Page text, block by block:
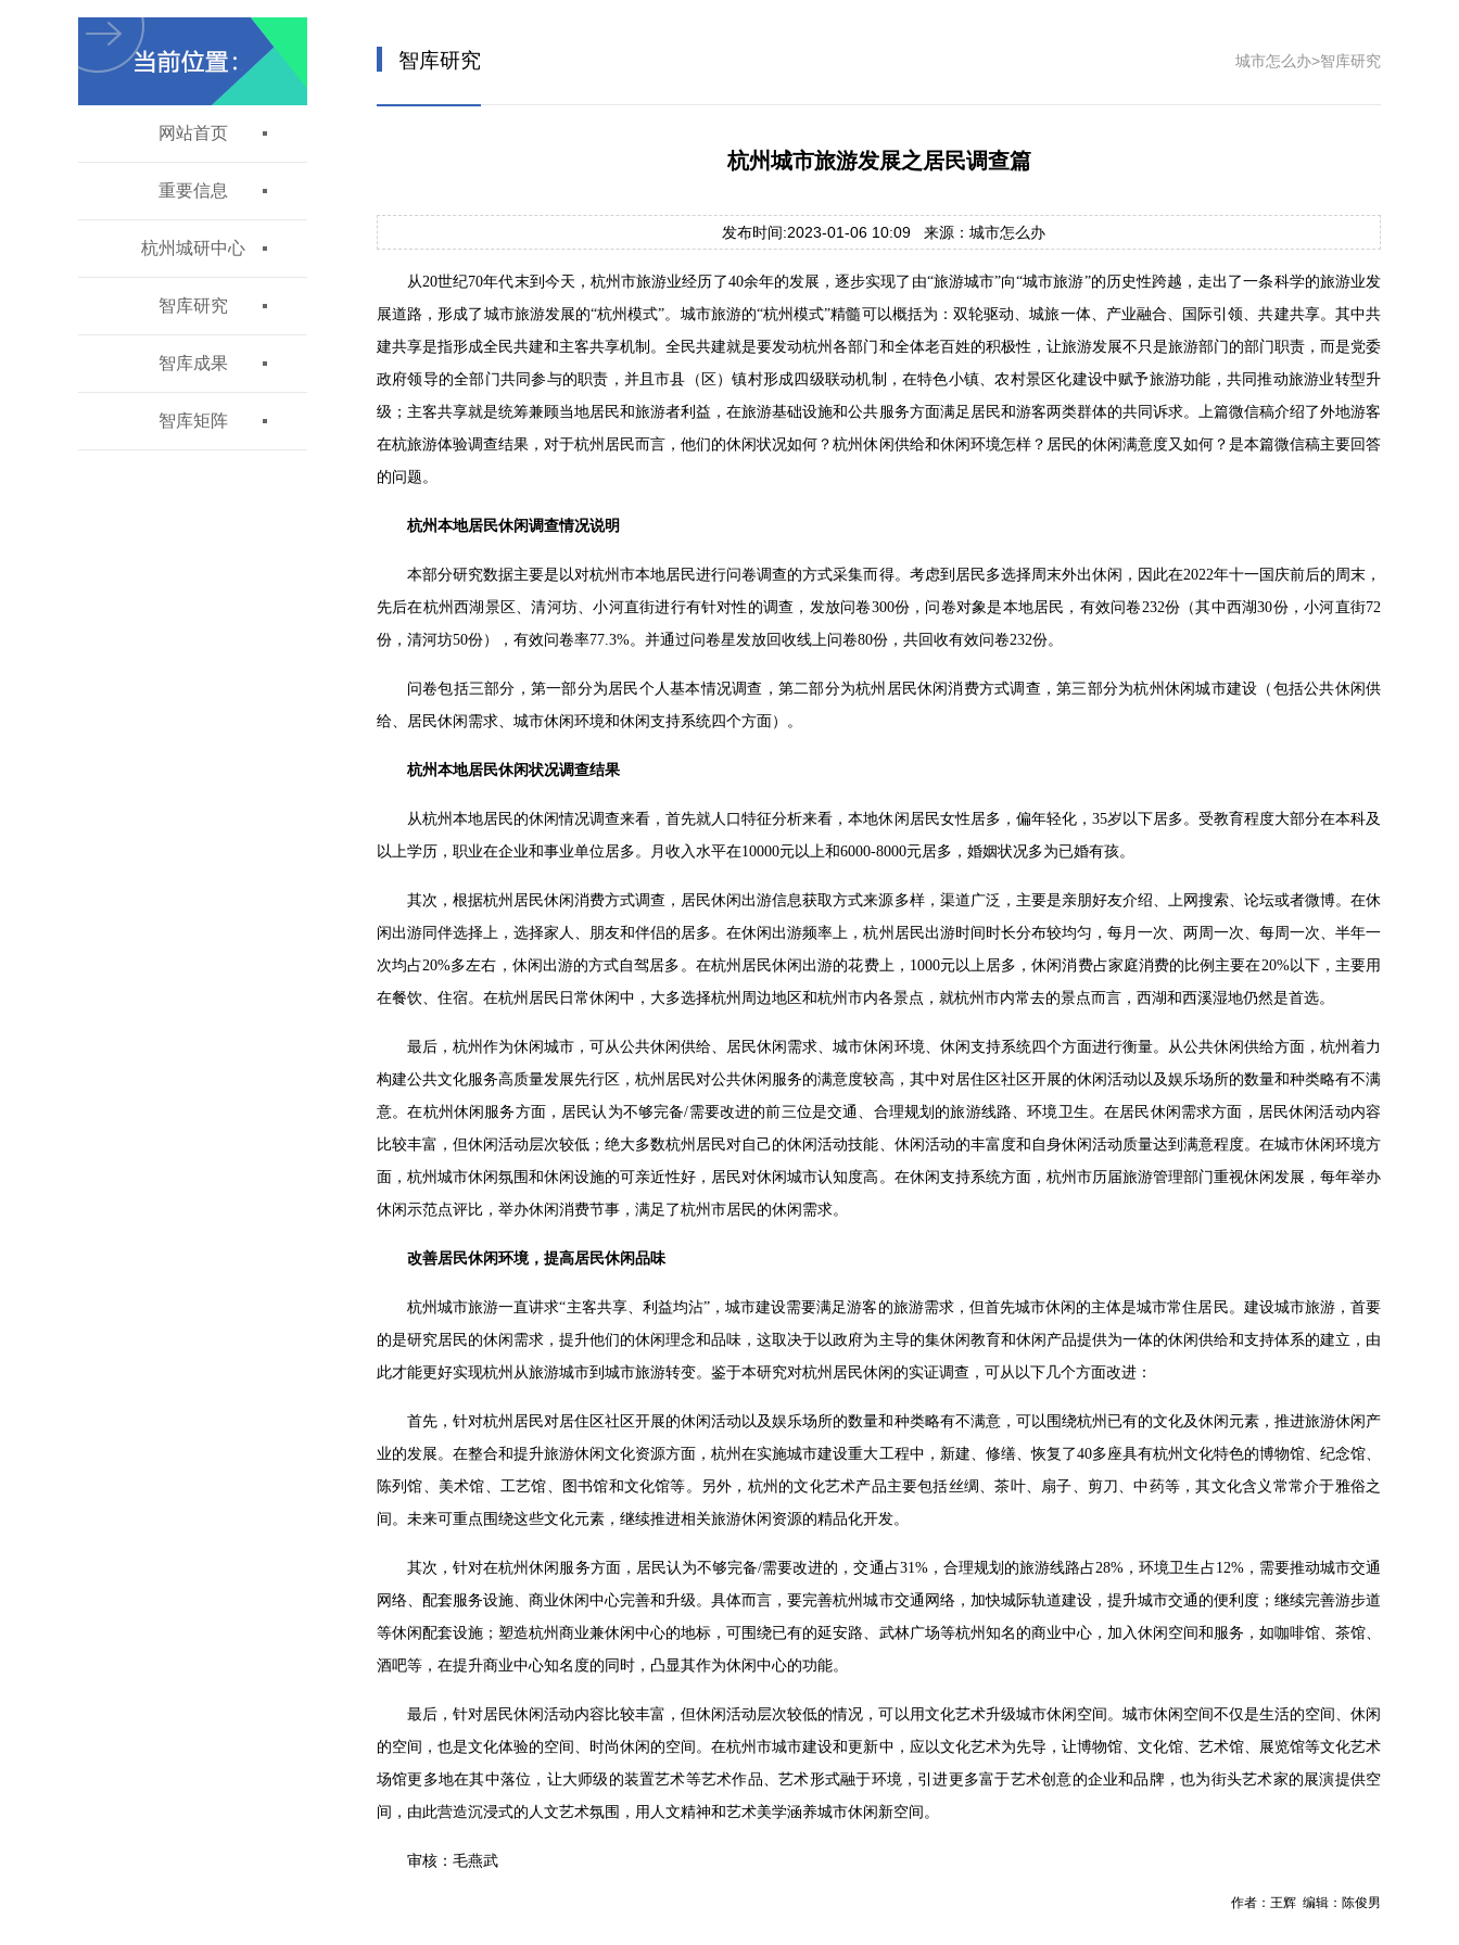
网站首页
重要信息
杭州城研中心
智库研究
智库成果
智库矩阵
智库研究 城市怎么办>智库研究
杭州城市旅游发展之居民调查篇
发布时间:2023-01-06 10:09 来源：城市怎么办
从20世纪70年代末到今天，杭州市旅游业经历了40余年的发展，逐步实现了由“旅游城市”向“城市旅游”的历史性跨越，走出了一条科学的旅游业发
展道路，形成了城市旅游发展的“杭州模式”。城市旅游的“杭州模式”精髓可以概括为：双轮驱动、城旅一体、产业融合、国际引领、共建共享。其中共
建共享是指形成全民共建和主客共享机制。全民共建就是要发动杭州各部门和全体老百姓的积极性，让旅游发展不只是旅游部门的部门职责，而是党委
政府领导的全部门共同参与的职责，并且市县（区）镇村形成四级联动机制，在特色小镇、农村景区化建设中赋予旅游功能，共同推动旅游业转型升
级；主客共享就是统筹兼顾当地居民和旅游者利益，在旅游基础设施和公共服务方面满足居民和游客两类群体的共同诉求。上篇微信稿介绍了外地游客
在杭旅游体验调查结果，对于杭州居民而言，他们的休闲状况如何？杭州休闲供给和休闲环境怎样？居民的休闲满意度又如何？是本篇微信稿主要回答
的问题。
杭州本地居民休闲调查情况说明
本部分研究数据主要是以对杭州市本地居民进行问卷调查的方式采集而得。考虑到居民多选择周末外出休闲，因此在2022年十一国庆前后的周末，
先后在杭州西湖景区、清河坊、小河直街进行有针对性的调查，发放问卷300份，问卷对象是本地居民，有效问卷232份（其中西湖30份，小河直街72
份，清河坊50份），有效问卷率77.3%。并通过问卷星发放回收线上问卷80份，共回收有效问卷232份。
问卷包括三部分，第一部分为居民个人基本情况调查，第二部分为杭州居民休闲消费方式调查，第三部分为杭州休闲城市建设（包括公共休闲供
给、居民休闲需求、城市休闲环境和休闲支持系统四个方面）。
杭州本地居民休闲状况调查结果
从杭州本地居民的休闲情况调查来看，首先就人口特征分析来看，本地休闲居民女性居多，偏年轻化，35岁以下居多。受教育程度大部分在本科及
以上学历，职业在企业和事业单位居多。月收入水平在10000元以上和6000-8000元居多，婚姻状况多为已婚有孩。
其次，根据杭州居民休闲消费方式调查，居民休闲出游信息获取方式来源多样，渠道广泛，主要是亲朋好友介绍、上网搜索、论坛或者微博。在休
闲出游同伴选择上，选择家人、朋友和伴侣的居多。在休闲出游频率上，杭州居民出游时间时长分布较均匀，每月一次、两周一次、每周一次、半年一
次均占20%多左右，休闲出游的方式自驾居多。在杭州居民休闲出游的花费上，1000元以上居多，休闲消费占家庭消费的比例主要在20%以下，主要用
在餐饮、住宿。在杭州居民日常休闲中，大多选择杭州周边地区和杭州市内各景点，就杭州市内常去的景点而言，西湖和西溪湿地仍然是首选。
最后，杭州作为休闲城市，可从公共休闲供给、居民休闲需求、城市休闲环境、休闲支持系统四个方面进行衡量。从公共休闲供给方面，杭州着力
构建公共文化服务高质量发展先行区，杭州居民对公共休闲服务的满意度较高，其中对居住区社区开展的休闲活动以及娱乐场所的数量和种类略有不满
意。在杭州休闲服务方面，居民认为不够完备/需要改进的前三位是交通、合理规划的旅游线路、环境卫生。在居民休闲需求方面，居民休闲活动内容
比较丰富，但休闲活动层次较低；绝大多数杭州居民对自己的休闲活动技能、休闲活动的丰富度和自身休闲活动质量达到满意程度。在城市休闲环境方
面，杭州城市休闲氛围和休闲设施的可亲近性好，居民对休闲城市认知度高。在休闲支持系统方面，杭州市历届旅游管理部门重视休闲发展，每年举办
休闲示范点评比，举办休闲消费节事，满足了杭州市居民的休闲需求。
改善居民休闲环境，提高居民休闲品味
杭州城市旅游一直讲求“主客共享、利益均沾”，城市建设需要满足游客的旅游需求，但首先城市休闲的主体是城市常住居民。建设城市旅游，首要
的是研究居民的休闲需求，提升他们的休闲理念和品味，这取决于以政府为主导的集休闲教育和休闲产品提供为一体的休闲供给和支持体系的建立，由
此才能更好实现杭州从旅游城市到城市旅游转变。鉴于本研究对杭州居民休闲的实证调查，可从以下几个方面改进：
首先，针对杭州居民对居住区社区开展的休闲活动以及娱乐场所的数量和种类略有不满意，可以围绕杭州已有的文化及休闲元素，推进旅游休闲产
业的发展。在整合和提升旅游休闲文化资源方面，杭州在实施城市建设重大工程中，新建、修缮、恢复了40多座具有杭州文化特色的博物馆、纪念馆、
陈列馆、美术馆、工艺馆、图书馆和文化馆等。另外，杭州的文化艺术产品主要包括丝绸、茶叶、扇子、剪刀、中药等，其文化含义常常介于雅俗之
间。未来可重点围绕这些文化元素，继续推进相关旅游休闲资源的精品化开发。
其次，针对在杭州休闲服务方面，居民认为不够完备/需要改进的，交通占31%，合理规划的旅游线路占28%，环境卫生占12%，需要推动城市交通
网络、配套服务设施、商业休闲中心完善和升级。具体而言，要完善杭州城市交通网络，加快城际轨道建设，提升城市交通的便利度；继续完善游步道
等休闲配套设施；塑造杭州商业兼休闲中心的地标，可围绕已有的延安路、武林广场等杭州知名的商业中心，加入休闲空间和服务，如咖啡馆、茶馆、
酒吧等，在提升商业中心知名度的同时，凸显其作为休闲中心的功能。
最后，针对居民休闲活动内容比较丰富，但休闲活动层次较低的情况，可以用文化艺术升级城市休闲空间。城市休闲空间不仅是生活的空间、休闲
的空间，也是文化体验的空间、时尚休闲的空间。在杭州市城市建设和更新中，应以文化艺术为先导，让博物馆、文化馆、艺术馆、展览馆等文化艺术
场馆更多地在其中落位，让大师级的装置艺术等艺术作品、艺术形式融于环境，引进更多富于艺术创意的企业和品牌，也为街头艺术家的展演提供空
间，由此营造沉浸式的人文艺术氛围，用人文精神和艺术美学涵养城市休闲新空间。
审核：毛燕武
作者：王辉 编辑：陈俊男